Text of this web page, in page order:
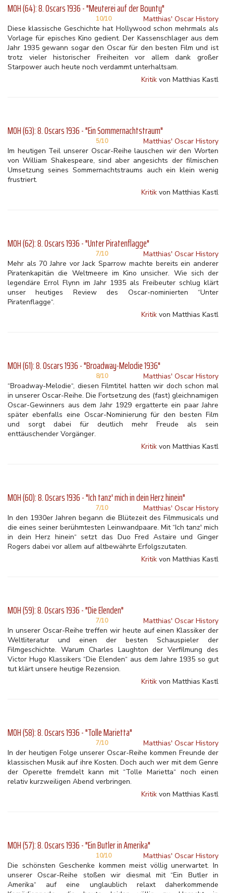
MOH (64): 8. Oscars 1936 - "Meuterei auf der Bounty"
10/10
Matthias' Oscar History
Diese klassische Geschichte hat Hollywood schon mehrmals als
Vorlage für episches Kino gedient. Der Kassenschlager aus dem
Jahr 1935 gewann sogar den Oscar für den besten Film und ist
trotz vieler historischer Freiheiten vor allem dank großer
Starpower auch heute noch verdammt unterhaltsam.
Kritik von Matthias Kastl
MOH (63): 8. Oscars 1936 - "Ein Sommernachtstraum"
5/10
Matthias' Oscar History
Im heutigen Teil unserer Oscar-Reihe lauschen wir den Worten
von William Shakespeare, sind aber angesichts der filmischen
Umsetzung seines Sommernachtstraums auch ein klein wenig
frustriert.
Kritik von Matthias Kastl
MOH (62): 8. Oscars 1936 - "Unter Piratenflagge"
7/10
Matthias' Oscar History
Mehr als 70 Jahre vor Jack Sparrow machte bereits ein anderer
Piratenkapitän die Weltmeere im Kino unsicher. Wie sich der
legendäre Errol Flynn im Jahr 1935 als Freibeuter schlug klärt
unser heutiges Review des Oscar-nominierten “Unter
Piratenflagge“.
Kritik von Matthias Kastl
MOH (61): 8. Oscars 1936 - "Broadway-Melodie 1936"
8/10
Matthias' Oscar History
“Broadway-Melodie“, diesen Filmtitel hatten wir doch schon mal
in unserer Oscar-Reihe. Die Fortsetzung des (fast) gleichnamigen
Oscar-Gewinners aus dem Jahr 1929 ergatterte ein paar Jahre
später ebenfalls eine Oscar-Nominierung für den besten Film
und sorgt dabei für deutlich mehr Freude als sein
enttäuschender Vorgänger.
Kritik von Matthias Kastl
MOH (60): 8. Oscars 1936 - "Ich tanz' mich in dein Herz hinein"
7/10
Matthias' Oscar History
In den 1930er Jahren begann die Blütezeit des Filmmusicals und
die eines seiner berühmtesten Leinwandpaare. Mit “Ich tanz' mich
in dein Herz hinein“ setzt das Duo Fred Astaire und Ginger
Rogers dabei vor allem auf altbewährte Erfolgszutaten.
Kritik von Matthias Kastl
MOH (59): 8. Oscars 1936 - "Die Elenden"
7/10
Matthias' Oscar History
In unserer Oscar-Reihe treffen wir heute auf einen Klassiker der
Weltliteratur und einen der besten Schauspieler der
Filmgeschichte. Warum Charles Laughton der Verfilmung des
Victor Hugo Klassikers “Die Elenden“ aus dem Jahre 1935 so gut
tut klärt unsere heutige Rezension.
Kritik von Matthias Kastl
MOH (58): 8. Oscars 1936 - "Tolle Marietta"
7/10
Matthias' Oscar History
In der heutigen Folge unserer Oscar-Reihe kommen Freunde der
klassischen Musik auf ihre Kosten. Doch auch wer mit dem Genre
der Operette fremdelt kann mit “Tolle Marietta“ noch einen
relativ kurzweiligen Abend verbringen.
Kritik von Matthias Kastl
MOH (57): 8. Oscars 1936 - "Ein Butler in Amerika"
10/10
Matthias' Oscar History
Die schönsten Geschenke kommen meist völlig unerwartet. In
unserer Oscar-Reihe stoßen wir diesmal mit “Ein Butler in
Amerika“ auf eine unglaublich relaxt daherkommende